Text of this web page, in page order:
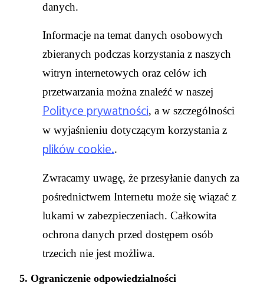
danych.
Informacje na temat danych osobowych
zbieranych podczas korzystania z naszych
witryn internetowych oraz celów ich
przetwarzania można znaleźć w naszej
Polityce prywatności, a w szczególności
w wyjaśnieniu dotyczącym korzystania z
plików cookie..
Zwracamy uwagę, że przesyłanie danych za
pośrednictwem Internetu może się wiązać z
lukami w zabezpieczeniach. Całkowita
ochrona danych przed dostępem osób
trzecich nie jest możliwa.
5. Ograniczenie odpowiedzialności